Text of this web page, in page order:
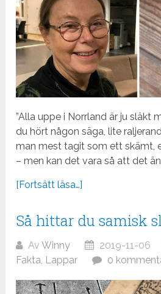
”Alla uppe i Norrland är ju släkt
du hört någon säga, lite
man mest tagit som ett skämt,
– men kan det vara så att det
[Fortsätt läsa…]
Så hittar du samisk
AvWinny 2019-11-06
Fakta, Lappar 0